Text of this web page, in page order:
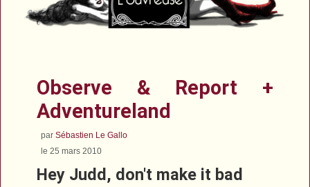
Observe & Report +
Adventureland
parSébastien Le Gallo
le 25 mars 2010
Hey Judd, don't make it bad